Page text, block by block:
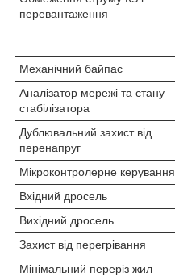
перевантаження
Механічний байпас
Аналізатор мережі та стану
стабілізатора
Дублювальний захист від
перенапруг
Мікроконтролерне керування
Вхідний дросель
Вихідний дросель
Захист від перегрівання
Мінімальний переріз жил